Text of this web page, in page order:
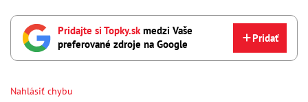
Pridajte si Topky.skmedzi Vaše
preferované zdroje na Google
Pridať
Nahlásiť chybu